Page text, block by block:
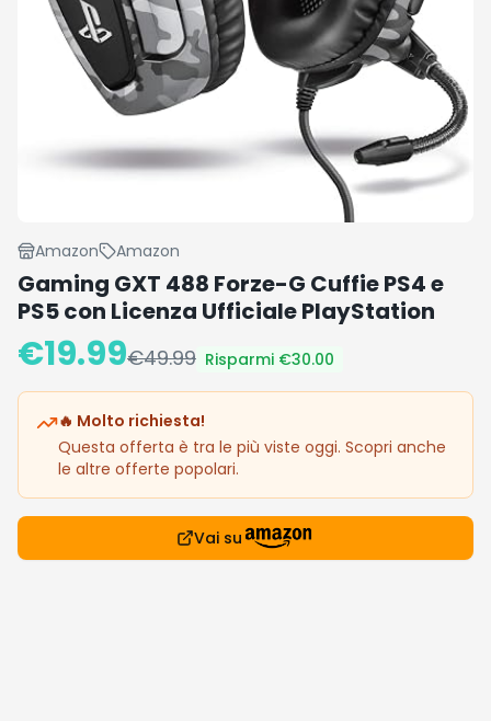
Amazon Amazon
Gaming GXT 488 Forze-G Cuffie PS4 e
PS5 con Licenza Ufficiale PlayStation
€19.99€49.99 Risparmi €30.00
🔥 Molto richiesta!
Questa offerta è tra le più viste oggi. Scopri anche
le altre offerte popolari.
Vai su